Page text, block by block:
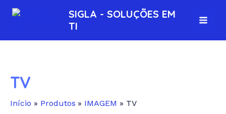
para
conteúdo
SIGLA - SOLUÇÕES EM
TI
S
a
h
p
TV
Início Produtos IMAGEM TV